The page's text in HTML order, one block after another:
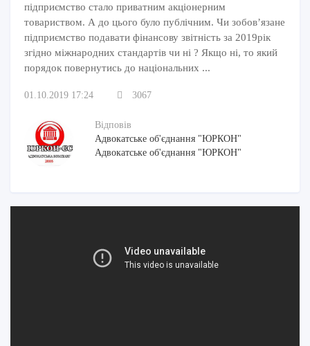
підприємство стало приватним акціонерним
товариством. А до цього було публічним. Чи зобов’язане
підприємство подавати фінансову звітність за 2019рік
згідно міжнародних стандартів чи ні ? Якщо ні, то який
порядок повернутись до національних ...
01.10.2019 17:24 3067
Відповів
Адвокатське об'єднання "ЮРКОН"
Адвокатське об'єднання "ЮРКОН"